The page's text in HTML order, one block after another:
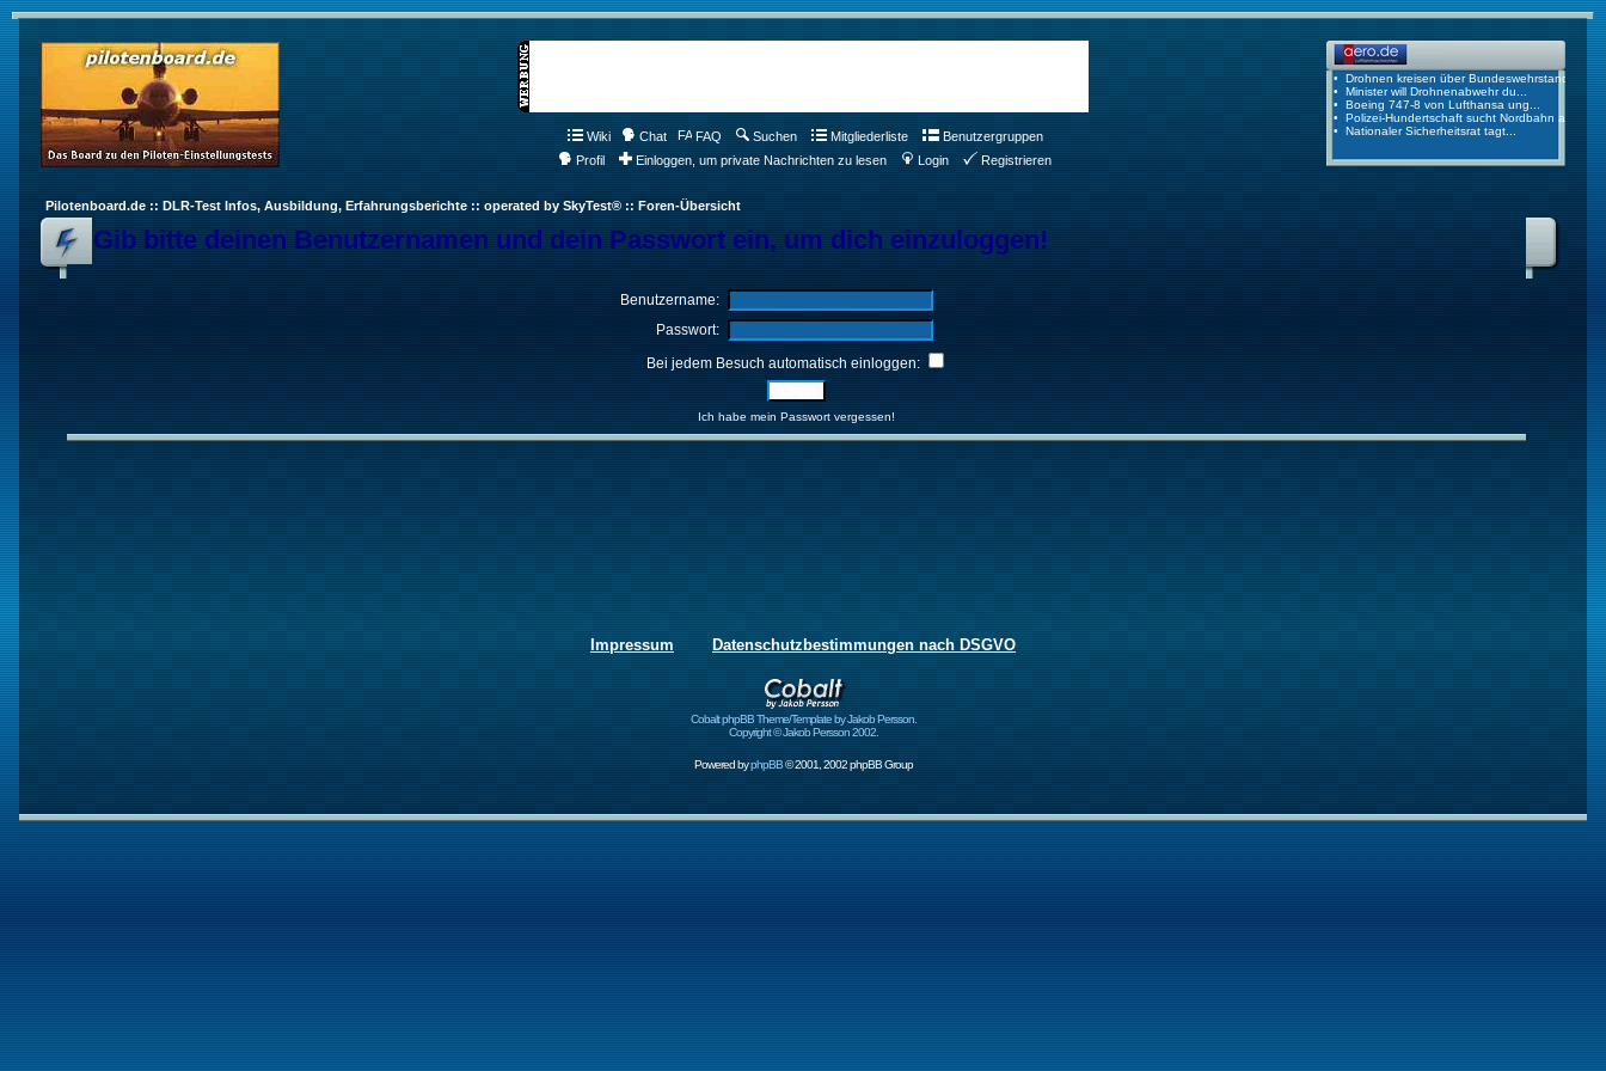
Wiki Chat FAQ Suchen Mitgliederliste
Benutzergruppen
Profil
Einloggen, um private Nachrichten zu lesen Login Registrieren
Pilotenboard.de :: DLR-Test Infos, Ausbildung, Erfahrungsberichte :: operated by SkyTest® :: Foren-Übersicht
Gib bitte deinen Benutzernamen und dein Passwort ein, um dich einzuloggen!
Benutzername:
Passwort:
Bei jedem Besuch automatisch einloggen:
Ich habe mein Passwort vergessen!
Impressum Datenschutzbestimmungen nach DSGVO
Cobalt phpBB Theme/Template by Jakob Persson.
Copyright © Jakob Persson 2002.
Powered byphpBB© 2001, 2002 phpBB Group